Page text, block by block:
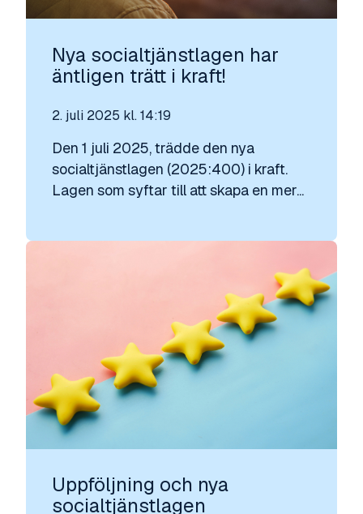
Nya socialtjänstlagen har
äntligen trätt i kraft!
2. juli 2025 kl. 14:19
Den 1 juli 2025, trädde den nya
socialtjänstlagen (2025:400) i kraft.
Lagen som syftar till att skapa en mer...
Uppföljning och nya
socialtjänstlagen